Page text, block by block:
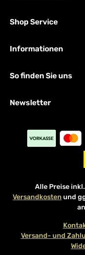
Shop Service
Informationen
So finden Sie uns
Newsletter
Alle Preise
Versandkosten und
Versand- und